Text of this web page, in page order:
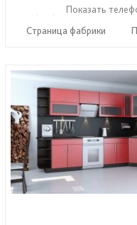
+7 (927) 38-059-88 ☎
Показать
Страница фабрики